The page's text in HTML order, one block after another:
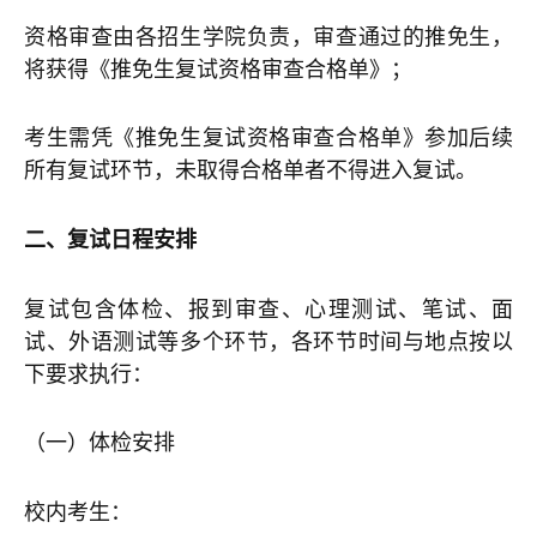
资格审查由各招生学院负责，审查通过的推免生，
将获得《推免生复试资格审查合格单》；
考生需凭《推免生复试资格审查合格单》参加后续
所有复试环节，未取得合格单者不得进入复试。
二、复试日程安排
复试包含体检、报到审查、心理测试、笔试、面
试、外语测试等多个环节，各环节时间与地点按以
下要求执行：
（一）体检安排
校内考生：